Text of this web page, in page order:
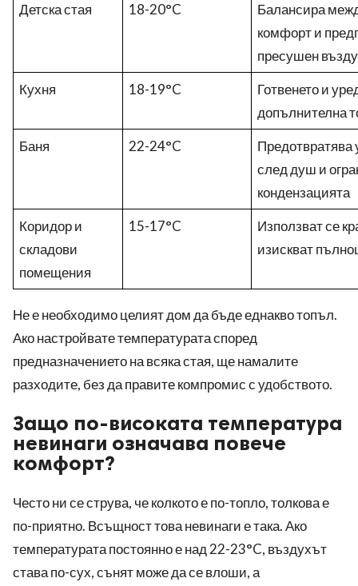
Детска стая
18-20°C
Балансира
комфорт и
пресушен
Кухня
18-19°C
Готвенето и
допълнителна
Баня
22-24°C
Предотвратява
след душ и
кондензацията
Коридор и
складови
помещения
15-17°C
Използват се
изискват
Не е необходимо целият дом да бъде еднакво топъл.
Ако настройвате температурата според
предназначението на всяка стая, ще намалите
разходите, без да правите компромис с удобството.
Защо по-високата температура
невинаги означава повече
комфорт?
Често ни се струва, че колкото е по-топло, толкова е
по-приятно. Всъщност това невинаги е така. Ако
температурата постоянно е над 22-23°C, въздухът
става по-сух, сънят може да се влоши, а